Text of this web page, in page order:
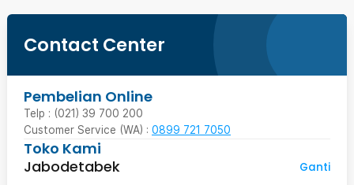
Contact Center
Pembelian Online
Telp : (021) 39 700 200
Customer Service (WA) : 0899 721 7050
Toko Kami
Jabodetabek
Ganti